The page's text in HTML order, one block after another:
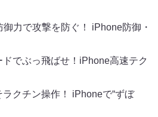
力で攻撃を防ぐ！ iPhone防御・
でぶっ飛ばせ！iPhone高速テク
クチン操作！ iPhoneで“ずぼ